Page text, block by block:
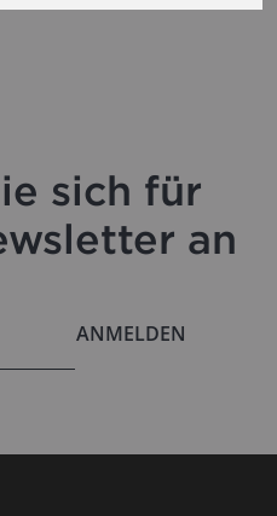
sich für
an
ANMELDEN